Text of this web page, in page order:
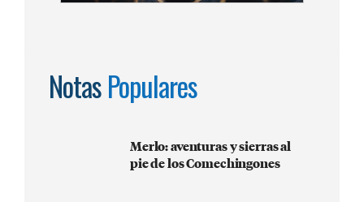
NotasPopulares
Merlo: aventuras y sierras al
pie de los Comechingones